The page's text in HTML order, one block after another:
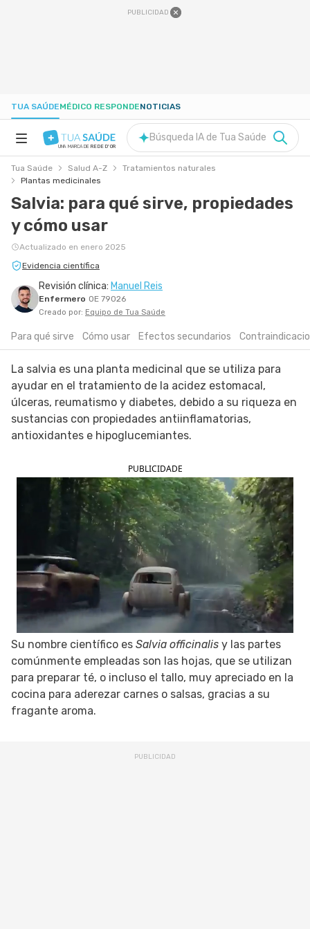
PUBLICIDAD
TUA SAÚDEMÉDICO RESPONDENOTICIAS
SALUD A-Z
EMBARAZO
BIENESTAR
SIGUE TUA SAÚDE EN LAS REDES SOCIALES
UNA MARCA DE REDE D'OR
Búsqueda IA de Tua Saúde
Tua Saúde Salud A-Z
Tratamientos naturales
Plantas medicinales
Salvia: para qué sirve, propiedades
y cómo usar
Actualizado en enero 2025
Evidencia científica
Revisión clínica: Manuel Reis
Enfermero OE 79026
Creado por: Equipo de Tua Saúde
Para qué sirve Cómo usar Efectos secundarios
La salvia es una planta medicinal que se utiliza para
ayudar en el tratamiento de la acidez estomacal,
úlceras, reumatismo y diabetes, debido a su riqueza en
sustancias con propiedades antiinflamatorias,
antioxidantes e hipoglucemiantes.
PUBLICIDADE
Su nombre científico es Salvia officinalis y las partes
comúnmente empleadas son las hojas, que se utilizan
para preparar té, o incluso el tallo, muy apreciado en la
cocina para aderezar carnes o salsas, gracias a su
fragante aroma.